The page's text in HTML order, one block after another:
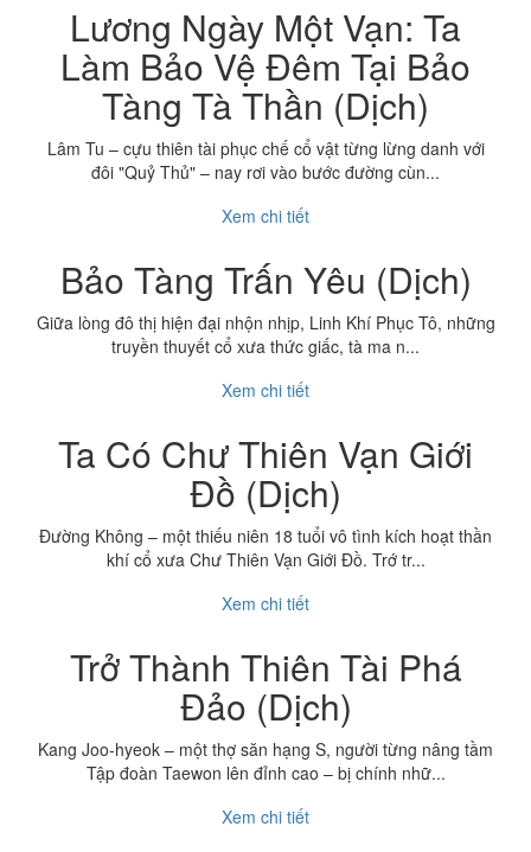
Lương Ngày Một Vạn: Ta
Làm Bảo Vệ Đêm Tại Bảo
Tàng Tà Thần (Dịch)
Lâm Tu – cựu thiên tài phục chế cổ vật từng lừng danh với
đôi "Quỷ Thủ" – nay rơi vào bước đường cùn...
Xem chi tiết
Bảo Tàng Trấn Yêu (Dịch)
Giữa lòng đô thị hiện đại nhộn nhịp, Linh Khí Phục Tô, những
truyền thuyết cổ xưa thức giấc, tà ma n...
Xem chi tiết
Ta Có Chư Thiên Vạn Giới
Đồ (Dịch)
Đường Không – một thiếu niên 18 tuổi vô tình kích hoạt thần
khí cổ xưa Chư Thiên Vạn Giới Đồ. Trớ tr...
Xem chi tiết
Trở Thành Thiên Tài Phá
Đảo (Dịch)
Kang Joo-hyeok – một thợ săn hạng S, người từng nâng tầm
Tập đoàn Taewon lên đỉnh cao – bị chính nhữ...
Xem chi tiết